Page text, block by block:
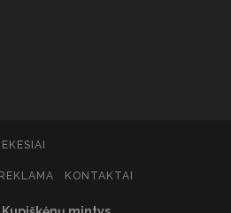
REKLAMA KONTAKTAI